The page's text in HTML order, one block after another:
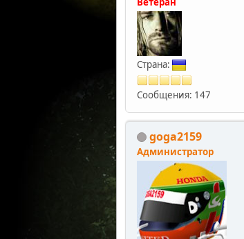
Страна:
Сообщения: 147
goga2159
Администратор